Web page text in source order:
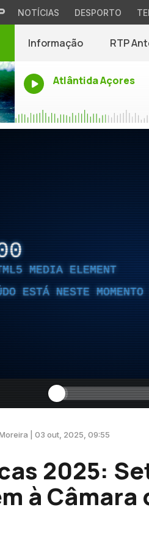
NOTÍCIAS DESPORTO
Informação RTP
Atlântida Açores
MEDIA ELEMENT
ESTÁ NESTE
| 03 out, 2025, 09:55
2025:
à Câmara